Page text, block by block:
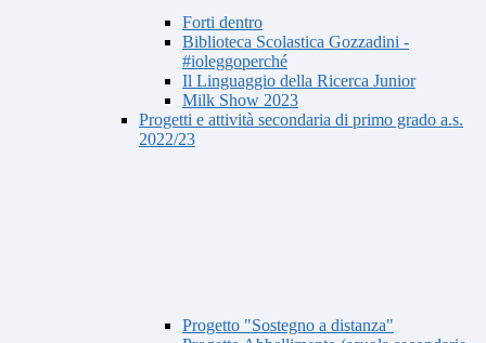
Forti dentro
Biblioteca Scolastica Gozzadini -
#ioleggoperché
Il Linguaggio della Ricerca Junior
Milk Show 2023
Progetti e attività secondaria di primo grado a.s.
2022/23
Progetto "Sostegno a distanza"